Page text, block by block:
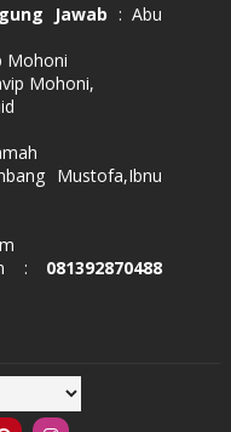
Jawab : Abu
Mohoni
Mohoni,
Mustofa,Ibnu
: 081392870488